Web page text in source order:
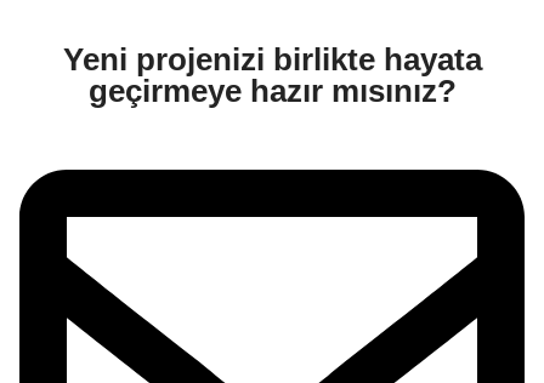
Yeni projenizi birlikte hayata
geçirmeye hazır mısınız?